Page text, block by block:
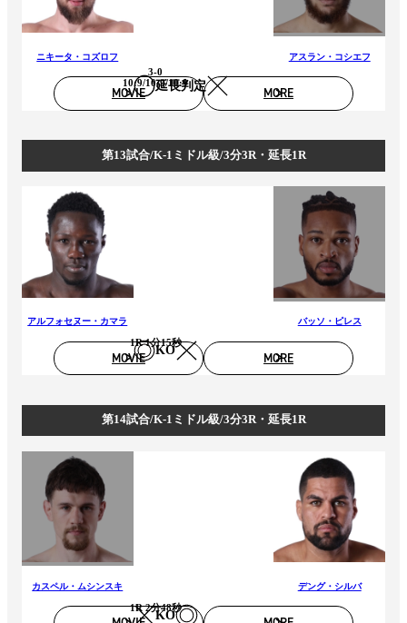
ニキータ・コズロフ
延長判定
3-0
10:9/10:9/10:9
アスラン・コシエフ
MOVIE MORE
第13試合/K-1ミドル級/3分3R・延長1R
アルフォセヌー・カマラ
KO
1R 1分15秒
バッソ・ピレス
MOVIE MORE
第14試合/K-1ミドル級/3分3R・延長1R
カスペル・ムシンスキ
KO
1R 2分48秒
デング・シルバ